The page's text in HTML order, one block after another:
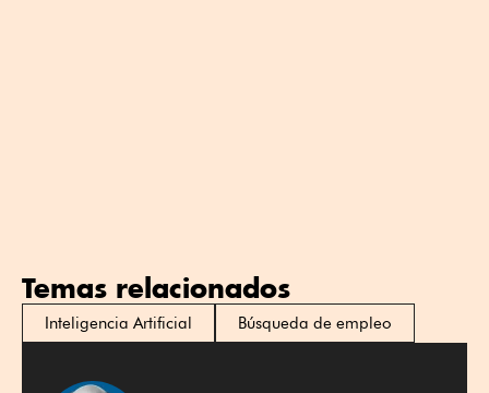
Temas relacionados
Inteligencia Artificial Búsqueda de empleo